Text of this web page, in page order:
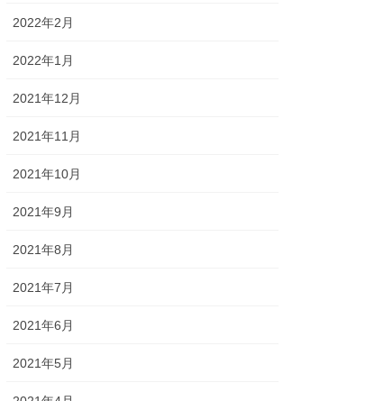
2022年2月
2022年1月
2021年12月
2021年11月
2021年10月
2021年9月
2021年8月
2021年7月
2021年6月
2021年5月